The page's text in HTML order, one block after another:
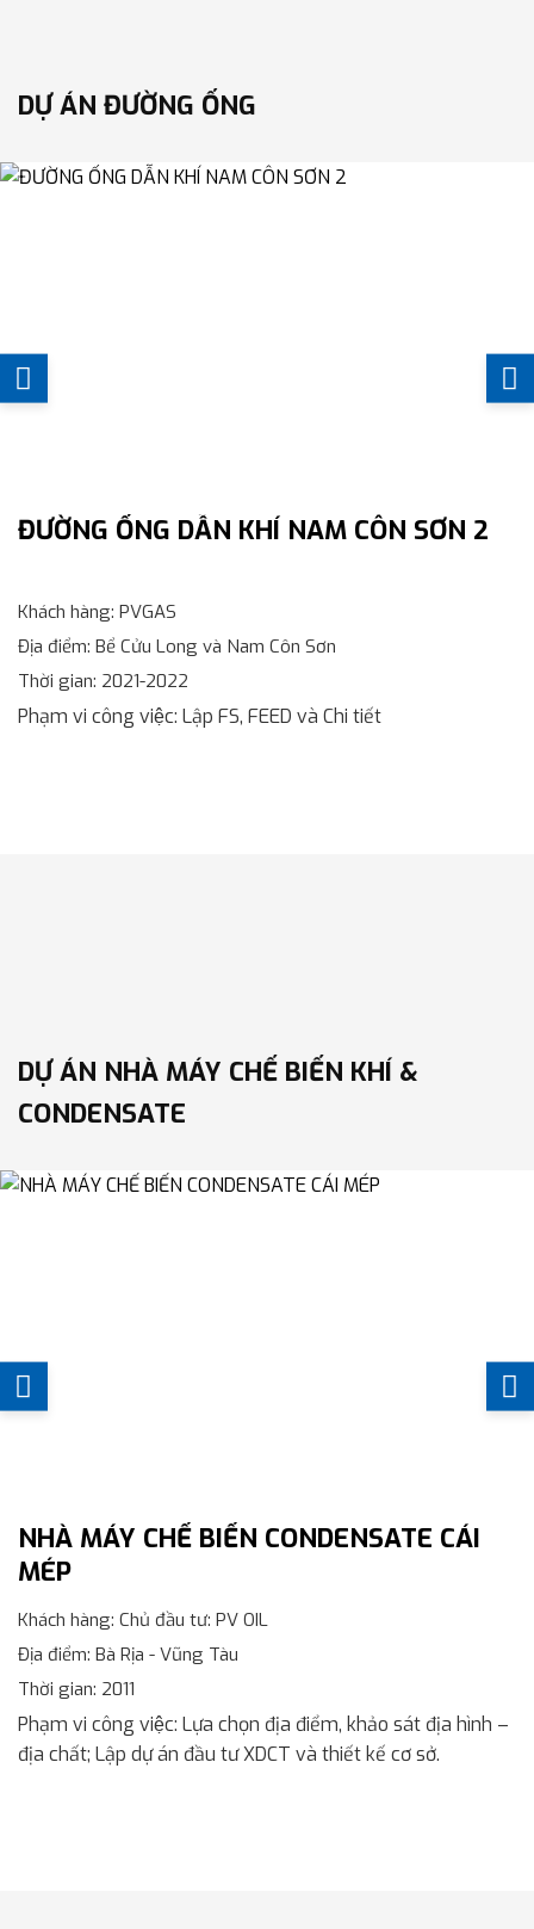
DỰ ÁN ĐƯỜNG ỐNG
ĐƯỜNG ỐNG DẪN KHÍ NAM CÔN SƠN 2
Khách hàng: PVGAS
Địa điểm: Bể Cửu Long và Nam Côn Sơn
Thời gian: 2021-2022
Phạm vi công việc: Lập FS, FEED và Chi tiết
DỰ ÁN NHÀ MÁY CHẾ BIẾN KHÍ &
CONDENSATE
NHÀ MÁY CHẾ BIẾN CONDENSATE CÁI
MÉP
Khách hàng: Chủ đầu tư: PV OIL
Địa điểm: Bà Rịa - Vũng Tàu
Thời gian: 2011
Phạm vi công việc: Lựa chọn địa điểm, khảo sát địa hình –
địa chất; Lập dự án đầu tư XDCT và thiết kế cơ sở.